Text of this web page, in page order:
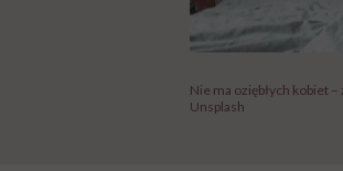
Nie ma oziębłych kobiet
Unsplash